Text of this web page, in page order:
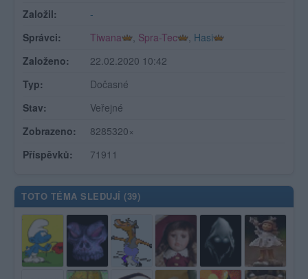
Založil:
-
Správci:
Tiwana , Spra-Tec , Hasi
Založeno:
22.02.2020 10:42
Typ:
Dočasné
Stav:
Veřejné
Zobrazeno:
8285320×
Příspěvků:
71911
TOTO TÉMA SLEDUJÍ (39)